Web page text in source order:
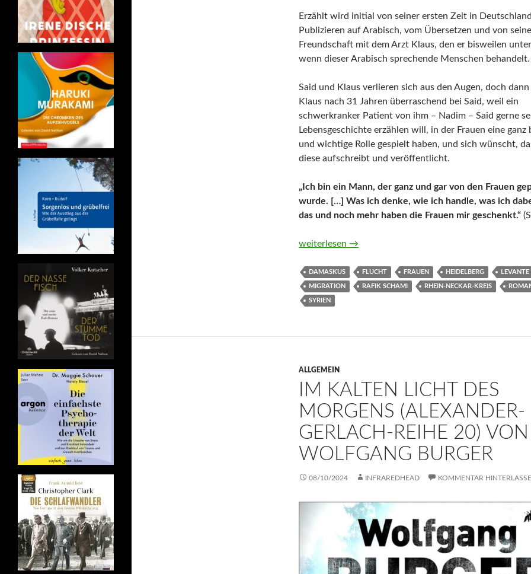
Erzählt wird initial von seiner ersten Zeit in
Publizieren auf Arabisch, vom Übersetzen und von
Freundschaft mit dem Arzt Klaus, den er bisweilen
wenn dieser Arabisch sprechende Menschen behandelt.
Said und Klaus verlieren sich aus den Augen, doch
Klaus nach 31 Jahren überraschend bei Said, weil ein
schwerkranker Patient von ihm – Nadim – Said gerne
Lebensgeschichte erzählen will, in der Frauen eine ganz
und wichtige Rolle gespielt haben, und sich wünscht,
diese aufschreibt und veröffentlicht.
„Ich bin ein Mann, der ganz und gar von den Frauen
wurde. […] Was ich denke, wie ich handle, was ich
das und noch mehr haben die Frauen mir geschenkt.“
Das Mosaik der Frauen von Rafik Schami
weiterlesen →
DAMASKUS FLUCHT FRAUEN HEIDELBERG LEVANTE
MIGRATION RAFIK SCHAMI RHEIN-NECKAR-KREIS
SYRIEN
ALLGEMEIN
IM KALTEN LICHT DES
MORGENS (ALEXANDER-
GERLACH-REIHE 20) VON
WOLFGANG BURGER
08/10/2024 INFRAREDHEAD KOMMENTAR